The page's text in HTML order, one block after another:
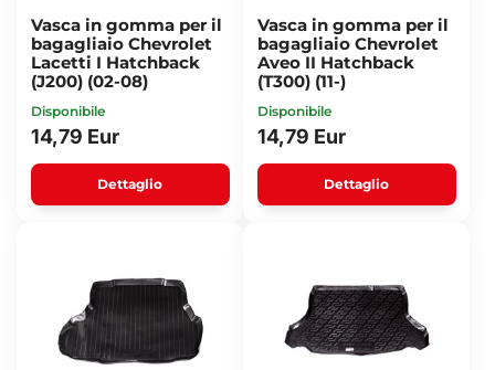
Vasca in gomma per il
bagagliaio Chevrolet
Lacetti I Hatchback
(J200) (02-08)
Disponibile
14,79 Eur
Dettaglio
Vasca in gomma per il
bagagliaio Chevrolet
Aveo II Hatchback
(T300) (11-)
Disponibile
14,79 Eur
Dettaglio